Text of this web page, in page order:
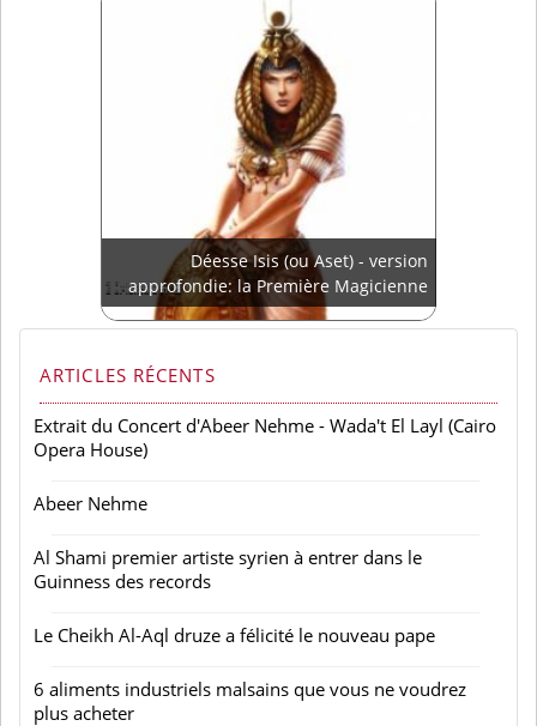
Déesse Isis (ou Aset) - version
approfondie: la Première Magicienne
ARTICLES RÉCENTS
Extrait du Concert d'Abeer Nehme - Wada't El Layl (Cairo
Opera House)
Abeer Nehme
Al Shami premier artiste syrien à entrer dans le
Guinness des records
Le Cheikh Al-Aql druze a félicité le nouveau pape
6 aliments industriels malsains que vous ne voudrez
plus acheter